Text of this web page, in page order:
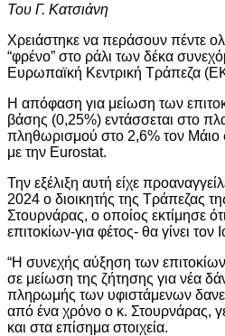
Του Γ. Κατσιάνη
Χρειάστηκε να περάσουν πέντε
“φρένο” στο ράλι των δέκα
Ευρωπαϊκή Κεντρική Τράπεζα
Η απόφαση για μείωση των
βάσης (0,25%) εντάσσεται στο
πληθωρισμού στο 2,6% τον
με την Eurostat.
Την εξέλιξη αυτή είχε
2024 ο διοικητής της Τράπεζας
Στουρνάρας, ο οποίος εκτίμησε
επιτοκίων-για φέτος- θα γίνει τον
“Η συνεχής αύξηση των
σε μείωση της ζήτησης για νέα
πληρωμής των υφιστάμενων
από ένα χρόνο ο κ. Στουρνάρας,
και στα επίσημα στοιχεία.